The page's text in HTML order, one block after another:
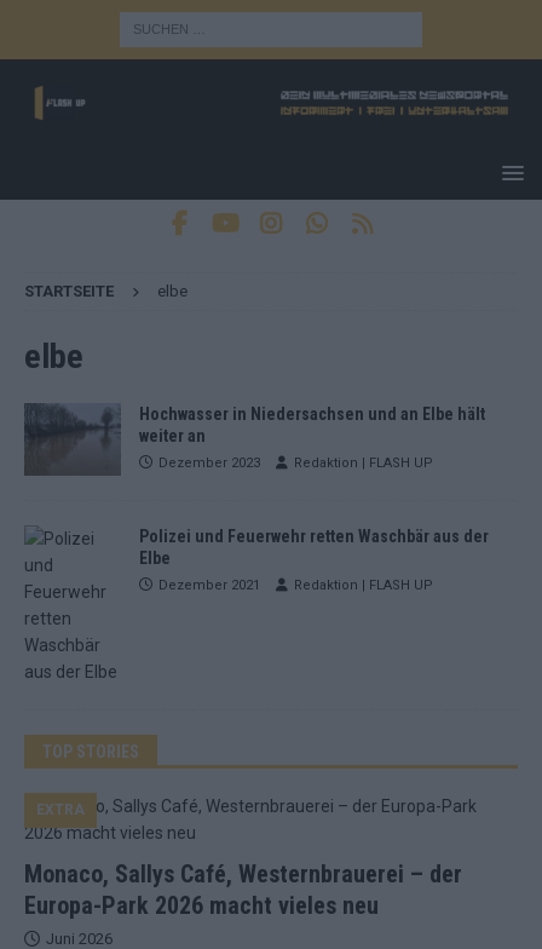
STARTSEITE elbe
elbe
Hochwasser in Niedersachsen und an Elbe hält
weiter an
Dezember 2023 Redaktion | FLASH UP
Polizei und Feuerwehr retten Waschbär aus der
Elbe
Dezember 2021 Redaktion | FLASH UP
TOP STORIES
Monaco, Sallys Café, Westernbrauerei – der
Europa-Park 2026 macht vieles neu
EXTRA
Juni 2026